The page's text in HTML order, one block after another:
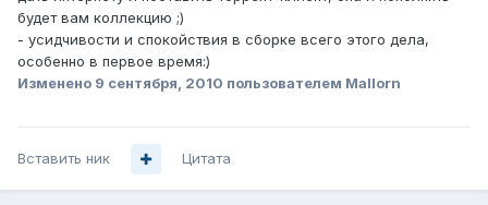
будет вам коллекцию ;)
- усидчивости и спокойствия в сборке всего этого дела,
особенно в первое время:)
Изменено 9 сентября, 2010 пользователем Mallorn
Вставить ник Цитата